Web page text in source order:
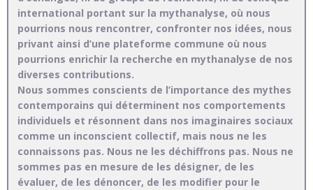
international portant sur la mythanalyse, où nous
pourrions nous rencontrer, confronter nos idées, nous
privant ainsi d’une plateforme commune où nous
pourrions enrichir la recherche en mythanalyse de nos
diverses contributions.
Nous sommes conscients de l’importance des mythes
contemporains qui déterminent nos comportements
individuels et résonnent dans nos imaginaires sociaux
comme un inconscient collectif, mais nous ne les
connaissons pas. Nous ne les déchiffrons pas. Nous ne
sommes pas en mesure de les désigner, de les
évaluer, de les dénoncer, de les modifier pour le